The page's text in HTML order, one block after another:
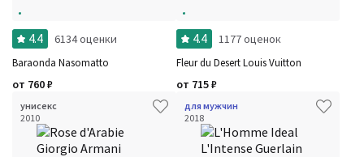
4.4 6134 оценки
Baraonda Nasomatto
от 760₽
4.4 1177 оценок
Fleur du Desert Louis Vuitton
от 715₽
унисекс
2010
для мужчин
2018